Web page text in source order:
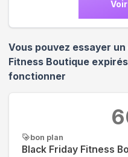
Vous pouvez essayer
Fitness Boutique
fonctionner
bon plan
Black Friday Fitness